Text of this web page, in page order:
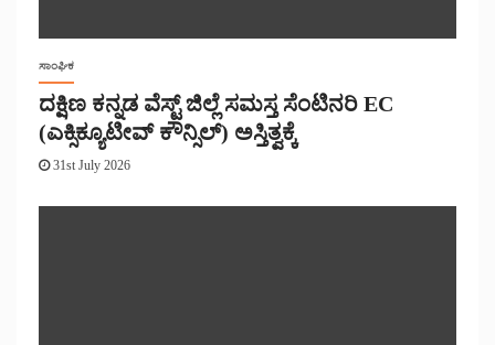
ಸಾಂಘಿಕ
ದಕ್ಷಿಣ ಕನ್ನಡ ವೆಸ್ಟ್ ಜಿಲ್ಲೆ ಸಮಸ್ತ ಸೆಂಟಿನರಿ EC
(ಎಕ್ಸಿಕ್ಯೂಟೀವ್ ಕೌನ್ಸಿಲ್) ಅಸ್ತಿತ್ವಕ್ಕೆ
31st July 2026